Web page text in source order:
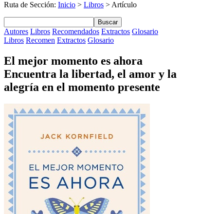
Ruta de Sección: Inicio > Libros > Artículo
Buscar
Autores Libros Recomendados Extractos Glosario
Libros Recomen Extractos Glosario
El mejor momento es ahora
Encuentra la libertad, el amor y la
alegría en el momento presente